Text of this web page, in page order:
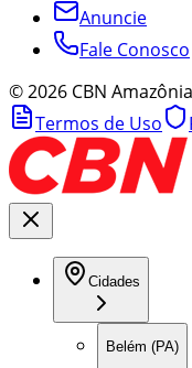
Anuncie
Fale Conosco
©2026 CBN
Termos de Uso
Cidades
Belém (PA)